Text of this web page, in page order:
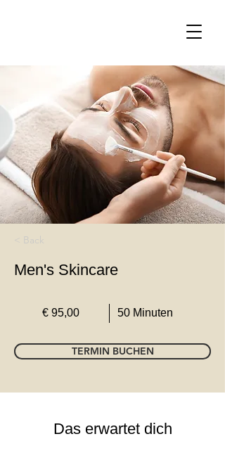
< Back
Men's Skincare
€ 95,00 50 Minuten
TERMIN BUCHEN
Das erwartet dich